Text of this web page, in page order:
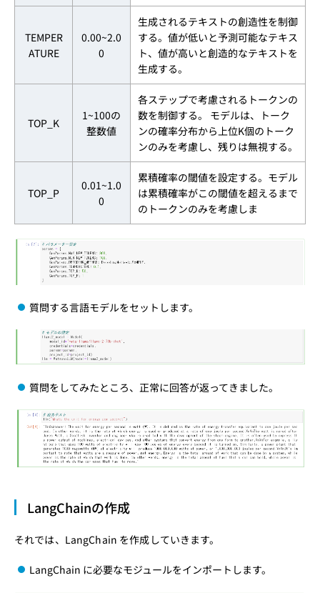
TEMPER
ATURE
0.00~2.0
0
生成されるテキストの創造性を制御
する。値が低いと予測可能なテキス
ト、値が高いと創造的なテキストを
生成する。
TOP_K
1~100の
整数値
各ステップで考慮されるトークンの
数を制御する。 モデルは、トーク
ンの確率分布から上位K個のトーク
ンのみを考慮し、残りは無視する。
TOP_P
0.01~1.0
0
累積確率の閾値を設定する。モデル
は累積確率がこの閾値を超えるまで
のトークンのみを考慮しま
質問する言語モデルをセットします。
質問をしてみたところ、正常に回答が返ってきました。
LangChainの作成
それでは、LangChain を作成していきます。
LangChain に必要なモジュールをインポートします。